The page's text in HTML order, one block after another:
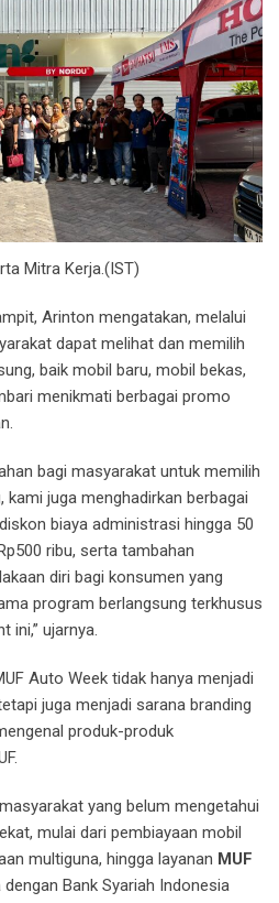
Mitra Kerja.(IST)
Arinton mengatakan, melalui
dapat melihat dan memilih
baik mobil baru, mobil bekas,
menikmati berbagai promo
bagi masyarakat untuk memilih
kami juga menghadirkan berbagai
biaya administrasi hingga 50
ribu, serta tambahan
diri bagi konsumen yang
program berlangsung terkhusus
ini,” ujarnya.
Auto Week tidak hanya menjadi
juga menjadi sarana branding
produk-produk
yang belum mengetahui
mulai dari pembiayaan mobil
multiguna, hingga layanan MUF
Bank Syariah Indonesia